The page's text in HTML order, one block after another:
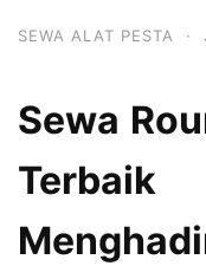
SEWA ALAT PESTA ·
Sewa